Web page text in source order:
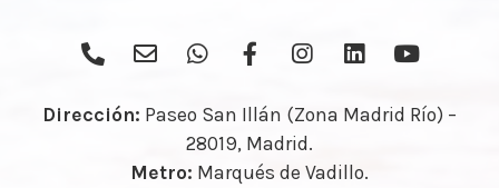
Dirección: Paseo San Illán (Zona Madrid Río) –
28019, Madrid.
Metro: Marqués de Vadillo.